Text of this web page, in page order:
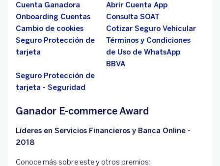
Cuenta Ganadora
Abrir Cuenta App
Onboarding Cuentas
Consulta SOAT
Cambio de cookies
Cotizar Seguro Vehicular
Seguro Protección de
tarjeta
Términos y Condiciones
de Uso de WhatsApp
BBVA
Seguro Protección de
tarjeta - Seguridad
Ganador E-commerce Award
Líderes en Servicios Financieros y Banca Online -
2018
Conoce más sobre este y otros premios: